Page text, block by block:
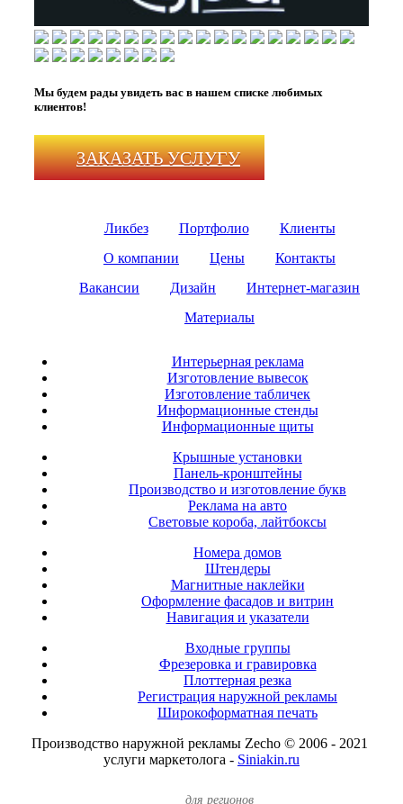
Мы будем рады увидеть вас в нашем списке любимых
клиентов!
ЗАКАЗАТЬ УСЛУГУ
Ликбез Портфолио
Клиенты
О компании
Цены
Контакты
Вакансии
Дизайн
Интернет-магазин
Материалы
Интерьерная реклама
Изготовление вывесок
Изготовление табличек
Информационные стенды
Информационные щиты
Крышные установки
Панель-кронштейны
Производство и изготовление букв
Реклама на авто
Световые короба, лайтбоксы
Номера домов
Штендеры
Магнитные наклейки
Оформление фасадов и витрин
Навигация и указатели
Входные группы
Фрезеровка и гравировка
Плоттерная резка
Регистрация наружной рекламы
Широкоформатная печать
Производство наружной рекламы Zecho © 2006 - 2021
услуги маркетолога - Siniakin.ru
для регионов